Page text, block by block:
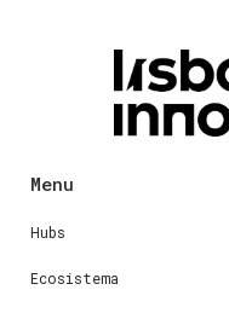
Menu
Hubs
Ecosistema